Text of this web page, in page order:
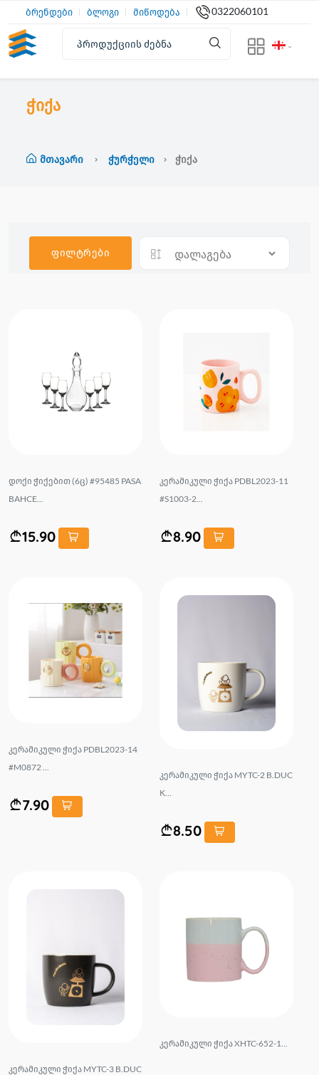
ბრენდები ბლოგი მიწოდება 0322060101
ჭიქა
Მთავარი Ჭურჭელი Ჭიქა
ფილტრები
დოქი ჭიქებით (6ც) #95485 PASA
BAHCE...
15.90
კერამიკული ჭიქა PDBL2023-11
#S1003-2...
8.90
კერამიკული ჭიქა PDBL2023-14
#M0872 ...
7.90
კერამიკული ჭიქა MYTC-2 B.DUC
K...
8.50
კერამიკული ჭიქა MYTC-3 B.DUC
კერამიკული ჭიქა XHTC-652-1...